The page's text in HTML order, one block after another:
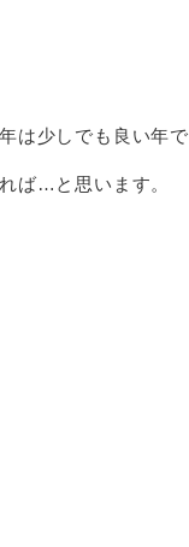
は少しでも良い年で
ば…と思います。